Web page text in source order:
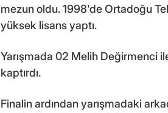
mezun oldu. 1998'de Ortadoğu
yüksek lisans yaptı.
Yarışmada 02 Melih Değirmenci
kaptırdı.
Finalin ardından yarışmadaki